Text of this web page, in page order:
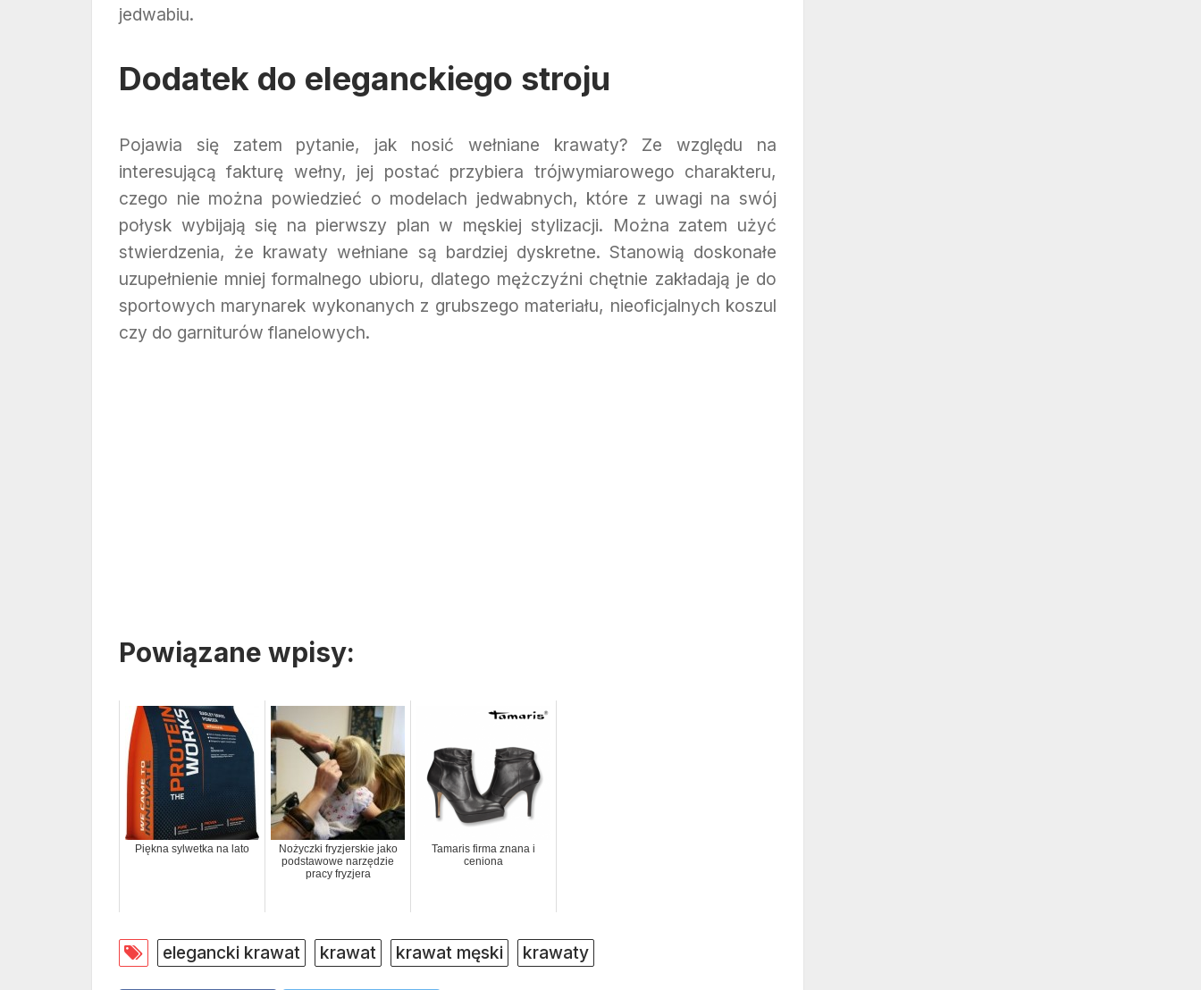
jedwabiu.
Dodatek do eleganckiego stroju
Pojawia się zatem pytanie, jak nosić wełniane krawaty? Ze względu na
interesującą fakturę wełny, jej postać przybiera trójwymiarowego charakteru,
czego nie można powiedzieć o modelach jedwabnych, które z uwagi na swój
połysk wybijają się na pierwszy plan w męskiej stylizacji. Można zatem użyć
stwierdzenia, że krawaty wełniane są bardziej dyskretne. Stanowią doskonałe
uzupełnienie mniej formalnego ubioru, dlatego mężczyźni chętnie zakładają je do
sportowych marynarek wykonanych z grubszego materiału, nieoficjalnych koszul
czy do garniturów flanelowych.
Powiązane wpisy:
Piękna sylwetka na lato
Nożyczki fryzjerskie jako
podstawowe narzędzie
pracy fryzjera
Tamaris firma znana i
ceniona
elegancki krawat krawat krawat męski krawaty